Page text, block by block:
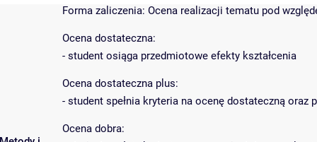
Forma zaliczenia: Ocena realizacji tematu pod
Ocena dostateczna:
- student osiąga przedmiotowe efekty kształcenia
Ocena dostateczna plus:
- student spełnia kryteria na ocenę dostateczną
Ocena dobra: